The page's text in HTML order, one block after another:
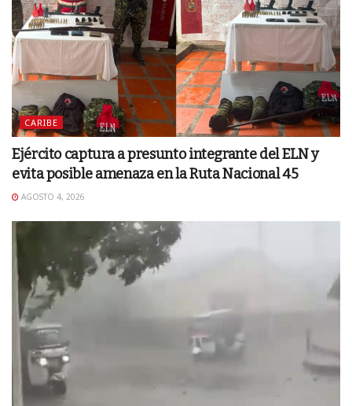
CARIBE
Ejército captura a presunto integrante del ELN y
evita posible amenaza en la Ruta Nacional 45
AGOSTO 4, 2026